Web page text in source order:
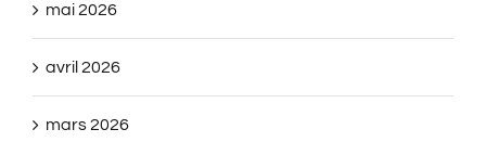
mai 2026
avril 2026
mars 2026